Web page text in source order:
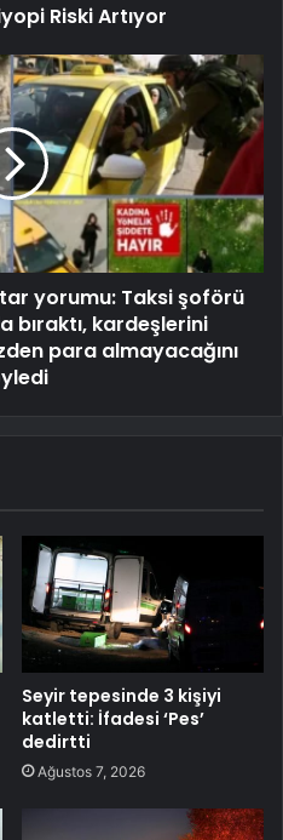
Riski Artıyor
yorumu: Taksi şoförü
bıraktı, kardeşlerini
para almayacağını
Seyir tepesinde 3 kişiyi
katletti: İfadesi ‘Pes’
dedirtti
Ağustos 7, 2026